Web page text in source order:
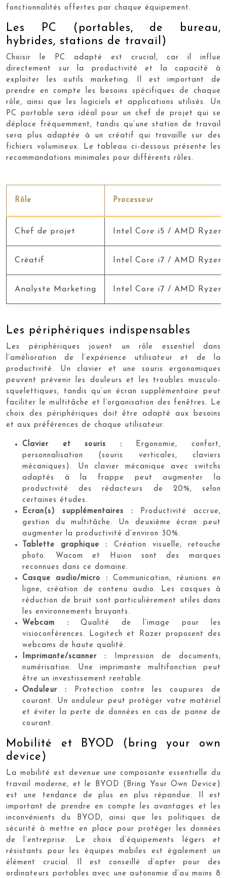
fonctionnalités offertes par chaque équipement.
Les PC (portables, de bureau,
hybrides, stations de travail)
Choisir le PC adapté est crucial, car il influe
directement sur la productivité et la capacité à
exploiter les outils marketing. Il est important de
prendre en compte les besoins spécifiques de chaque
rôle, ainsi que les logiciels et applications utilisés. Un
PC portable sera idéal pour un chef de projet qui se
déplace fréquemment, tandis qu’une station de travail
sera plus adaptée à un créatif qui travaille sur des
fichiers volumineux. Le tableau ci-dessous présente les
recommandations minimales pour différents rôles.
Rôle Processeur
Chef de projet Intel Core i5 / AMD Ryzen
Créatif Intel Core i7 / AMD Ryzen
Analyste Marketing Intel Core i7 / AMD Ryzen
Les périphériques indispensables
Les périphériques jouent un rôle essentiel dans
l’amélioration de l’expérience utilisateur et de la
productivité. Un clavier et une souris ergonomiques
peuvent prévenir les douleurs et les troubles musculo-
squelettiques, tandis qu’un écran supplémentaire peut
faciliter le multitâche et l’organisation des fenêtres. Le
choix des périphériques doit être adapté aux besoins
et aux préférences de chaque utilisateur.
Clavier et souris : Ergonomie, confort,
personnalisation (souris verticales, claviers
mécaniques). Un clavier mécanique avec switchs
adaptés à la frappe peut augmenter la
productivité des rédacteurs de 20%, selon
certaines études.
Ecran(s) supplémentaires : Productivité accrue,
gestion du multitâche. Un deuxième écran peut
augmenter la productivité d’environ 30%.
Tablette graphique : Création visuelle, retouche
photo. Wacom et Huion sont des marques
reconnues dans ce domaine.
Casque audio/micro :Communication, réunions en
ligne, création de contenu audio. Les casques à
réduction de bruit sont particulièrement utiles dans
les environnements bruyants.
Webcam : Qualité de l’image pour les
visioconférences. Logitech et Razer proposent des
webcams de haute qualité.
Imprimante/scanner : Impression de documents,
numérisation. Une imprimante multifonction peut
être un investissement rentable.
Onduleur : Protection contre les coupures de
courant. Un onduleur peut protéger votre matériel
et éviter la perte de données en cas de panne de
courant.
Mobilité et BYOD (bring your own
device)
La mobilité est devenue une composante essentielle du
travail moderne, et le BYOD (Bring Your Own Device)
est une tendance de plus en plus répandue. Il est
important de prendre en compte les avantages et les
inconvénients du BYOD, ainsi que les politiques de
sécurité à mettre en place pour protéger les données
de l’entreprise. Le choix d’équipements légers et
résistants pour les équipes mobiles est également un
élément crucial. Il est conseillé d’opter pour des
ordinateurs portables avec une autonomie d’au moins 8